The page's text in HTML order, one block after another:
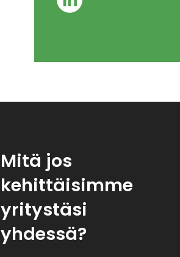
Mitä jos
kehittäisimme
yritystäsi
yhdessä?